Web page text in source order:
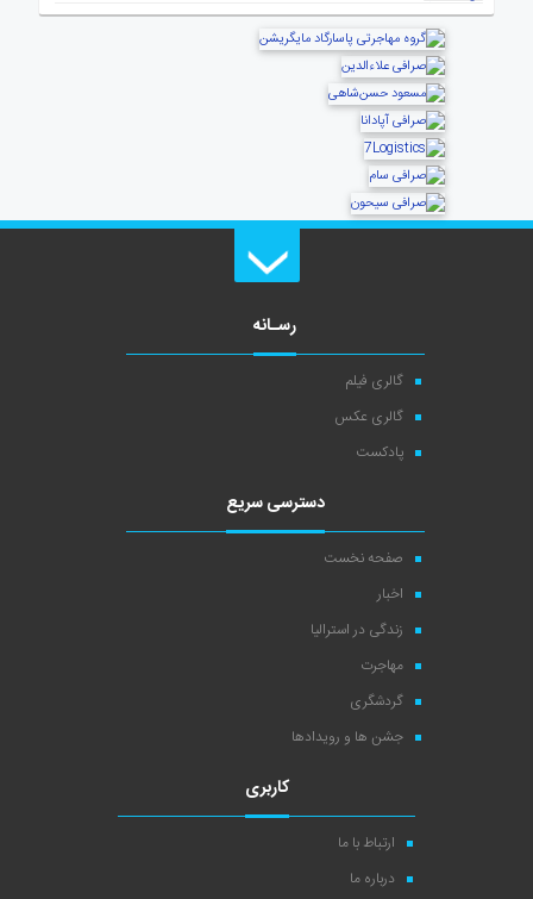
رسـانه
گالری فیلم
گالری عکس
پادکست
دسترسی سریع
صفحه نخست
اخبار
زندگی در استرالیا
مهاجرت
گردشگری
جشن ها و رویدادها
کاربری
ارتباط با ما
درباره ما